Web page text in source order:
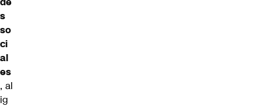
s
so
ci
al
es
, al
ig